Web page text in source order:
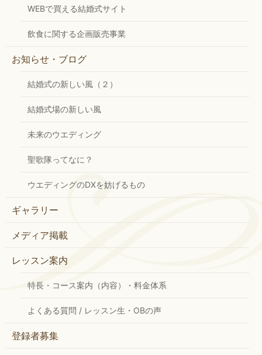
WEBで買える結婚式サイト
飲食に関する企画販売事業
お知らせ・ブログ
結婚式の新しい風（２）
結婚式場の新しい風
未来のウエディング
聖歌隊ってなに？
ウエディングのDXを妨げるもの
ギャラリー
メディア掲載
レッスン案内
特長・コース案内（内容）・料金体系
よくある質問 / レッスン生・OBの声
登録者募集